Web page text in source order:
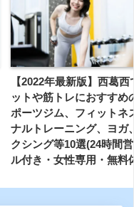
【2022年最新版】西葛
ットや筋トレにおすすめ
ポーツジム、フィットネ
ナルトレーニング、ヨガ
クシング等10選(24時間
ル付き・女性専用・無料